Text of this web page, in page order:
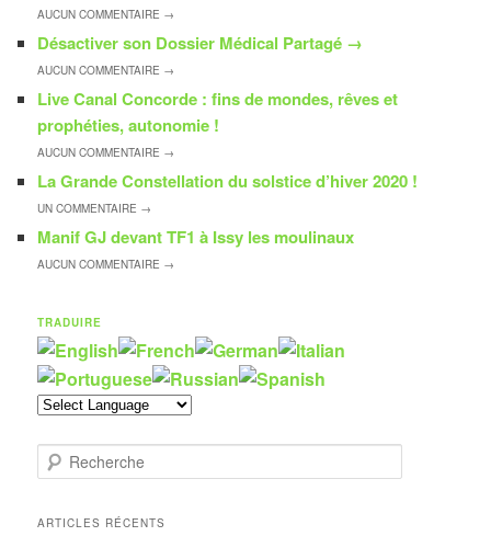
AUCUNCOMMENTAIRE →
Désactiver son Dossier Médical Partagé →
AUCUNCOMMENTAIRE →
Live Canal Concorde : fins de mondes, rêves et
prophéties, autonomie !
AUCUNCOMMENTAIRE →
La Grande Constellation du solstice d’hiver 2020 !
UNCOMMENTAIRE →
Manif GJ devant TF1 à Issy les moulinaux
AUCUNCOMMENTAIRE →
TRADUIRE
e
h
ARTICLES RÉCENTS